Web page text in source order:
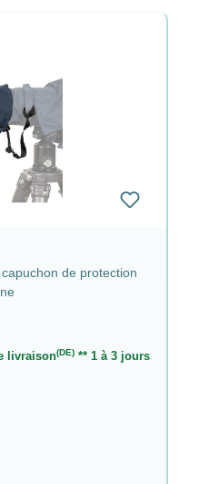
de protection
livraison(DE)** 1 à 3 jours